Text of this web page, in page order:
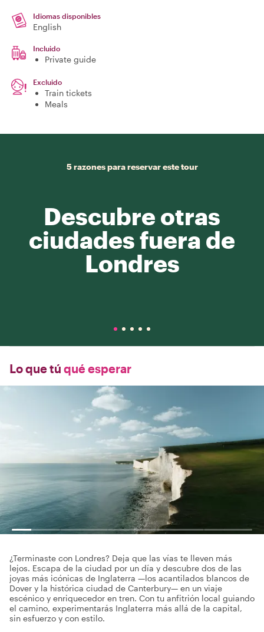
Idiomas disponibles
English
Incluido
Private guide
Excluido
Train tickets
Meals
5 razones para reservar este tour
Descubre otras
ciudades fuera de
Londres
Lo que tú qué esperar
¿Terminaste con Londres? Deja que las vías te lleven más
lejos. Escapa de la ciudad por un día y descubre dos de las
joyas más icónicas de Inglaterra —los acantilados blancos de
Dover y la histórica ciudad de Canterbury— en un viaje
escénico y enriquecedor en tren. Con tu anfitrión local guiando
el camino, experimentarás Inglaterra más allá de la capital,
sin esfuerzo y con estilo.